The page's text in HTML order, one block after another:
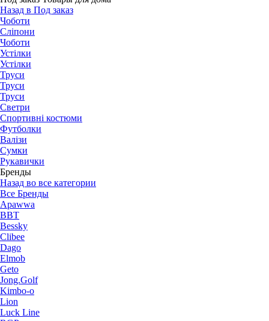
Назад в Под заказ
Чоботи
Сліпони
Чоботи
Устілки
Устілки
Труси
Труси
Труси
Светри
Спортивні костюми
Футболки
Валізи
Сумки
Рукавички
Бренды
Назад во все категории
Все Бренды
Apawwa
BBT
Bessky
Clibee
Dago
Elmob
Geto
Jong.Golf
Kimbo-o
Lion
Luck Line